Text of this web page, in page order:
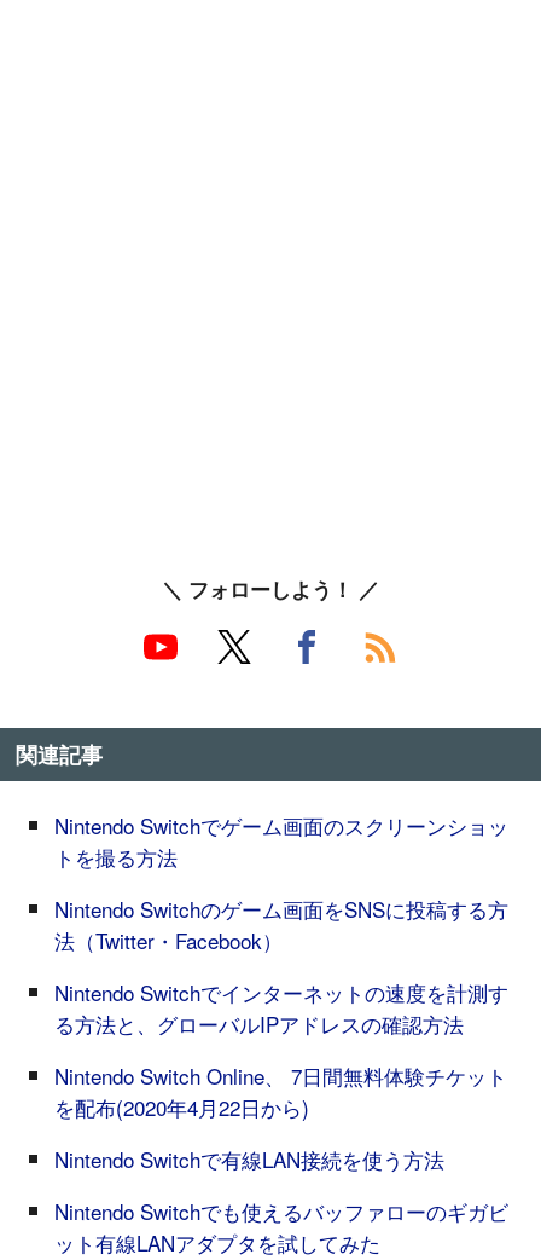
＼ フォローしよう！ ／
関連記事
Nintendo Switchでゲーム画面のスクリーンショッ
トを撮る方法
Nintendo Switchのゲーム画面をSNSに投稿する方
法（Twitter・Facebook）
Nintendo Switchでインターネットの速度を計測す
る方法と、グローバルIPアドレスの確認方法
Nintendo Switch Online、 7日間無料体験チケット
を配布(2020年4月22日から)
Nintendo Switchで有線LAN接続を使う方法
Nintendo Switchでも使えるバッファローのギガビ
ット有線LANアダプタを試してみた